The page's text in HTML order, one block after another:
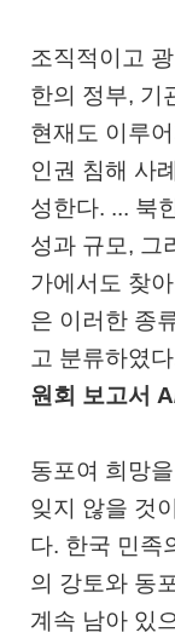
조직적이고
한의 정부, 기
현재도 이루
인권 침해 사
성한다. ... 북
성과 규모, 그
가에서도 찾
은 이러한 종
고 분류하였다
원회 보고서
동포여 희망
잊지 않을 것
다. 한국 민족
의 강토와 동
계속 남아 있